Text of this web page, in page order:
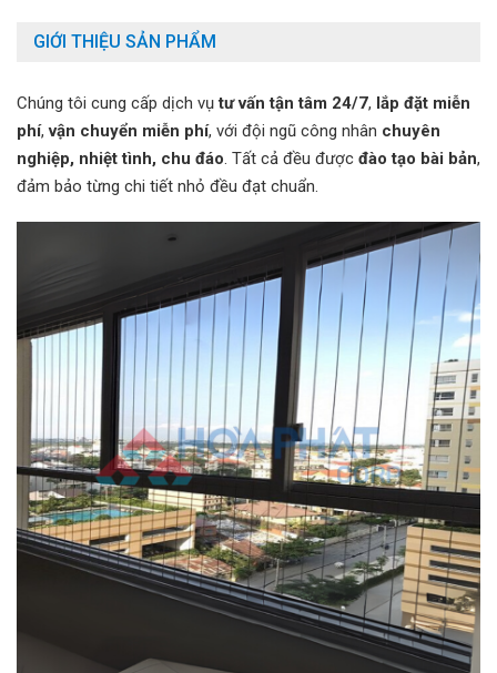
GIỚI THIỆU SẢN PHẨM
Chúng tôi cung cấp dịch vụtư vấn tận tâm 24/7, lắp đặt miễn
phí,vận chuyển miễn phí, với đội ngũ công nhân chuyên
nghiệp, nhiệt tình, chu đáo. Tất cả đều được đào tạo bài bản,
đảm bảo từng chi tiết nhỏ đều đạt chuẩn.